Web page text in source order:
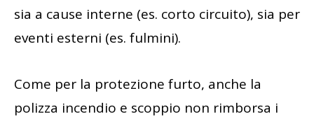
sia a cause interne (es. corto circuito), sia per
eventi esterni (es. fulmini).
Come per la protezione furto, anche la
polizza incendio e scoppio non rimborsa i